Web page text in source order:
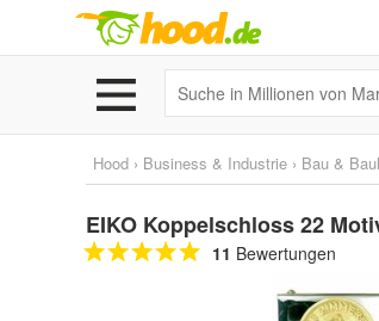
Hood › Business & Industrie › Bau &
EIKO Koppelschloss 22
11 Bewertungen